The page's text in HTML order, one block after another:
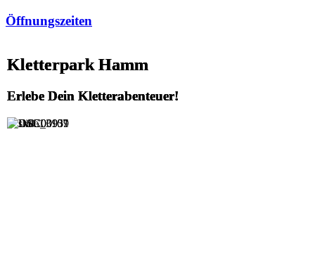
Öffnungszeiten
Kletterpark Hamm
Erlebe Dein Kletterabenteuer!
Kletterpark Hamm
Erlebe Dein Kletterabenteuer!
Kletterpark Hamm
Erlebe Dein Kletterabenteuer!
Kletterpark Hamm
Erlebe Dein Kletterabenteuer!